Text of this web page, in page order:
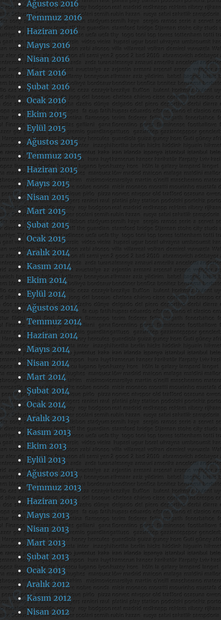
Ağustos 2016
Temmuz 2016
Haziran 2016
Mayıs 2016
Nisan 2016
Mart 2016
Şubat 2016
Ocak 2016
Ekim 2015
Eylül 2015
Ağustos 2015
Temmuz 2015
Haziran 2015
Mayıs 2015
Nisan 2015
Mart 2015
Şubat 2015
Ocak 2015
Aralık 2014
Kasım 2014
Ekim 2014
Eylül 2014
Ağustos 2014
Temmuz 2014
Haziran 2014
Mayıs 2014
Nisan 2014
Mart 2014
Şubat 2014
Ocak 2014
Aralık 2013
Kasım 2013
Ekim 2013
Eylül 2013
Ağustos 2013
Temmuz 2013
Haziran 2013
Mayıs 2013
Nisan 2013
Mart 2013
Şubat 2013
Ocak 2013
Aralık 2012
Kasım 2012
Nisan 2012